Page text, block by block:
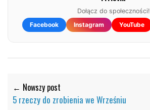
Dołącz do społeczności!
Facebook
Instagram YouTube
← Nowszy post
5 rzeczy do zrobienia we Wrześniu